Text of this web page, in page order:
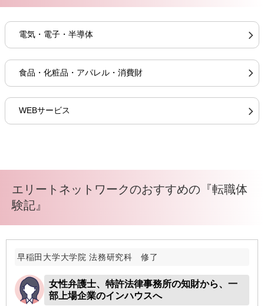
電気・電子・半導体
食品・化粧品・アパレル・消費財
WEBサービス
エリートネットワークのおすすめの『転職体
験記』
早稲田大学大学院 法務研究科 修了
女性弁護士、特許法律事務所の知財から、一
部上場企業のインハウスへ